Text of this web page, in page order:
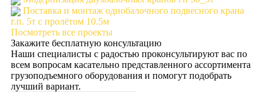
Поставка и монтаж однобалочного подвесного крана
г.п. 5т с пролётом 10.5м
Посмотреть все проекты
Закажите бесплатную консультацию
Наши специалисты с радостью проконсультируют вас по
всем вопросам касательно представленного ассортимента
грузоподъемного оборудования и помогут подобрать
лучший вариант.